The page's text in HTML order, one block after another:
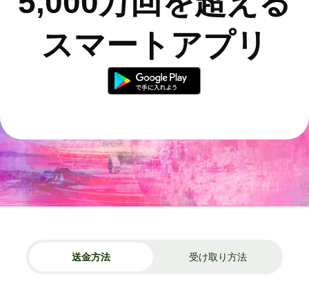
スマートアプリ
送金方法 受け取り方法